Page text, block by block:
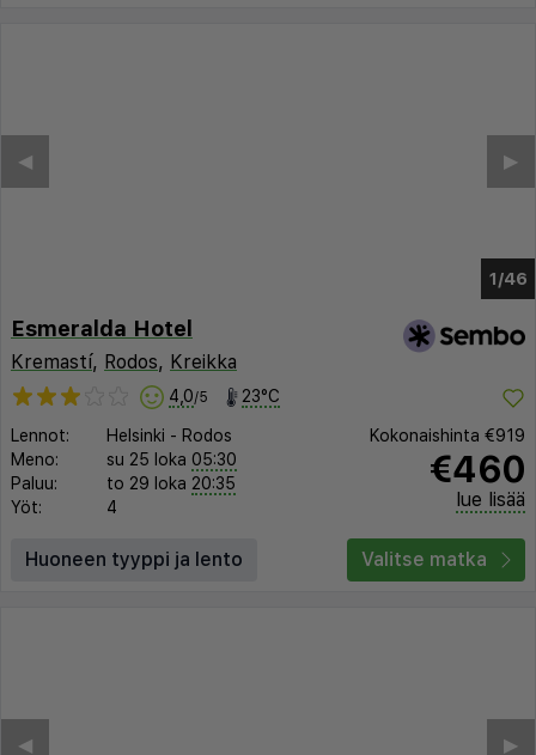
1/38
▶︎
◀︎
Esmeralda Hotel
Kremastí, Rodos, Kreikka
4,0/5 23°C
Lennot: Helsinki - Rodos
Meno:
su 25 loka 05:30
Paluu:
to 29 loka 20:35
Yöt:
4
Kokonaishinta €919
€460
lue lisää
Huoneen tyyppi ja lento Valitse matka
▶︎
◀︎